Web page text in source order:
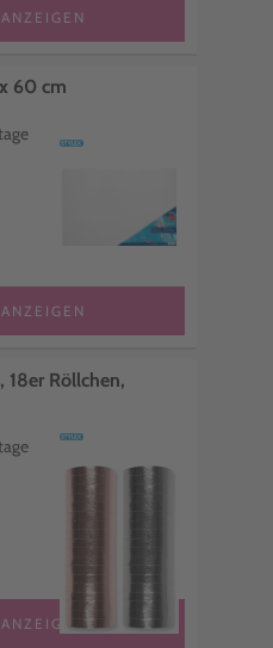
60 cm
18er Röllchen,